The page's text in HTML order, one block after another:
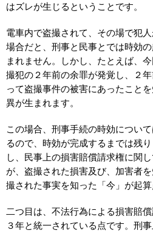
はズレが生じるということです。
電車内で盗撮されて、その場で犯
場合だと、刑事と民事とでは時効
まれません。しかし、たとえば、
撮犯の２年前の余罪が発覚し、２
って盗撮事件の被害にあったこと
異が生まれます。
この場合、刑事手続の時効につい
るので、時効が完成するまでは残
し、民事上の損害賠償請求権に関
が、盗撮された損害及び、加害者
撮された事実を知った「今」が起算
二つ目は、不法行為による損害賠
３年と統一されている点です。刑